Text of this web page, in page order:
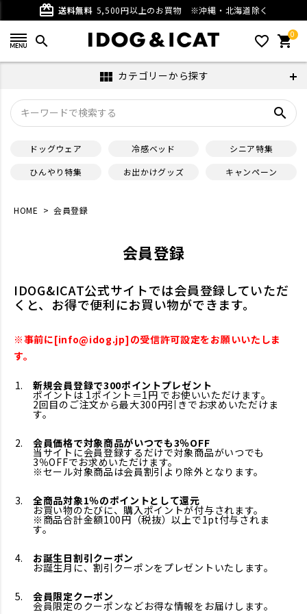
card_giftcard 送料無料 5,500円以上のお買物 ※沖縄・北海道除く
search favorite_outline 0
shopping_cart
view_module カテゴリーから探す
search
ドッグウェア 冷感ベッド
シニア特集
ひんやり特集
お出かけグッズ キャンペーン
HOME 会員登録
会員登録
IDOG&ICAT公式サイトでは会員登録していただ
くと、お得で便利にお買い物ができます。
※事前に[info@idog.jp]の受信許可設定をお願いいたしま
す。
新規会員登録で300ポイントプレゼント
ポイントは 1ポイント＝1円 でお使いいただけます。
2回目のご注文から最大300円引きでお求めいただけま
す。
会員価格で対象商品がいつでも3％OFF
当サイトに会員登録するだけで対象商品がいつでも
3％OFFでお求めいただけます。
※セール対象商品は会員割引より除外となります。
全商品対象1％のポイントとして還元
お買い物のたびに、購入ポイントが付与されます。
※商品合計金額100円（税抜）以上で1pt付与されま
す。
お誕生日割引クーポン
お誕生月に、割引クーポンをプレゼントいたします。
会員限定クーポン
会員限定のクーポンなどお得な情報をお届けします。